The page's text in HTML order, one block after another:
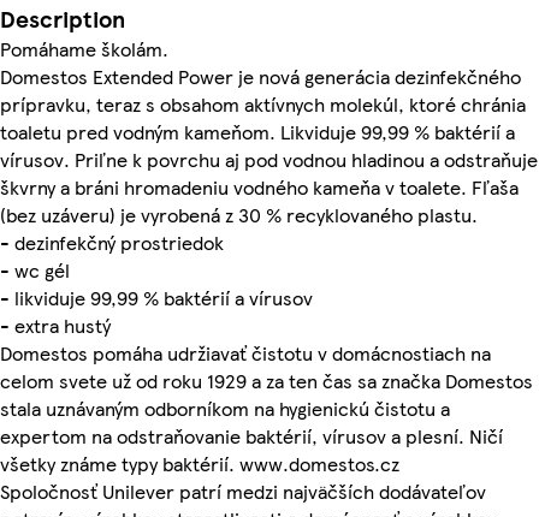
Description
Pomáhame školám.
Domestos Extended Power je nová generácia dezinfekčného
prípravku, teraz s obsahom aktívnych molekúl, ktoré chránia
toaletu pred vodným kameňom. Likviduje 99,99 % baktérií a
vírusov. Priľne k povrchu aj pod vodnou hladinou a odstraňuje
škvrny a bráni hromadeniu vodného kameňa v toalete. Fľaša
(bez uzáveru) je vyrobená z 30 % recyklovaného plastu.
- dezinfekčný prostriedok
- wc gél
- likviduje 99,99 % baktérií a vírusov
- extra hustý
Domestos pomáha udržiavať čistotu v domácnostiach na
celom svete už od roku 1929 a za ten čas sa značka Domestos
stala uznávaným odborníkom na hygienickú čistotu a
expertom na odstraňovanie baktérií, vírusov a plesní. Ničí
všetky známe typy baktérií. www.domestos.cz
Spoločnosť Unilever patrí medzi najväčších dodávateľov